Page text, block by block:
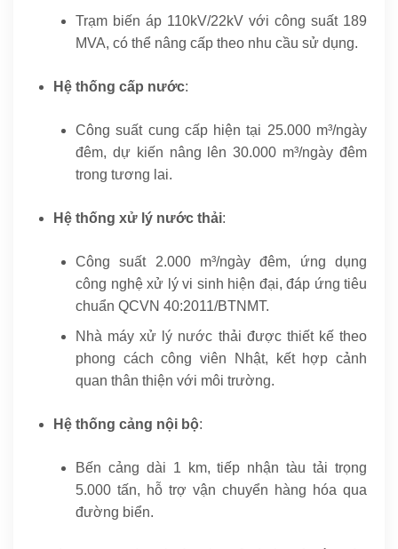
Trạm biến áp 110kV/22kV với công suất 189
MVA, có thể nâng cấp theo nhu cầu sử dụng.
Hệ thống cấp nước:
Công suất cung cấp hiện tại 25.000 m³/ngày
đêm, dự kiến nâng lên 30.000 m³/ngày đêm
trong tương lai.
Hệ thống xử lý nước thải:
Công suất 2.000 m³/ngày đêm, ứng dụng
công nghệ xử lý vi sinh hiện đại, đáp ứng tiêu
chuẩn QCVN 40:2011/BTNMT.
Nhà máy xử lý nước thải được thiết kế theo
phong cách công viên Nhật, kết hợp cảnh
quan thân thiện với môi trường.
Hệ thống cảng nội bộ:
Bến cảng dài 1 km, tiếp nhận tàu tải trọng
5.000 tấn, hỗ trợ vận chuyển hàng hóa qua
đường biển.